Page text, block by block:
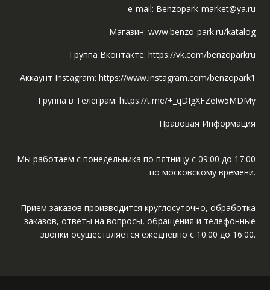
e-mail: Benzopark-market@ya.ru
Магазин: www.benzo-park.ru/katalog
Группа Вконтакте: https://vk.com/benzoparkru
Аккаунт Instagram: https://www.instagram.com/benzopark1
Группа в Телеграм: https://t.me/+_qDIgXFZeIw5MDMy
Правовая Информация
Мы работаем с понедельника по пятницу с 09:00 до 17:00
по московскому времени.
Прием заказов производится круглосуточно, обработка
заказов, ответы на вопросы, обращения и телефонные
звонки осуществляется ежедневно с 10:00 до 16:00.